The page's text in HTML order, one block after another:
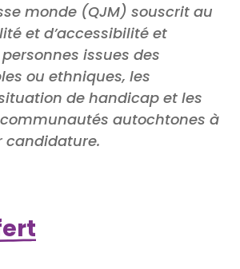
monde (QJM) souscrit au
et d’accessibilité et
issues des
ou ethniques, les
de handicap et les
autochtones à
candidature.